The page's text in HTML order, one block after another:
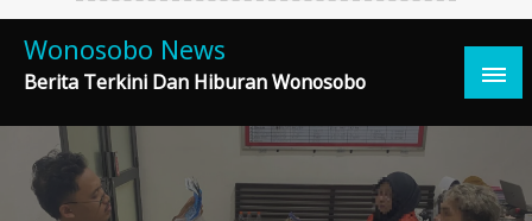
Wonosobo News
Berita Terkini Dan Hiburan Wonosobo